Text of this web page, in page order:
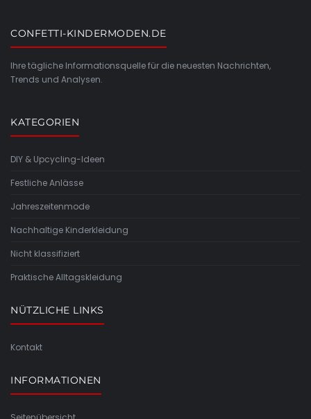
CONFETTI-KINDERMODEN.DE
Ihre tägliche Informationsquelle für die neuesten Nachrichten,
Trends und Analysen.
KATEGORIEN
DIY & Upcycling-Ideen
Festliche Anlässe
Jahreszeitenmode
Nachhaltige Kinderkleidung
Nicht klassifiziert
Praktische Alltagskleidung
NÜTZLICHE LINKS
Kontakt
INFORMATIONEN